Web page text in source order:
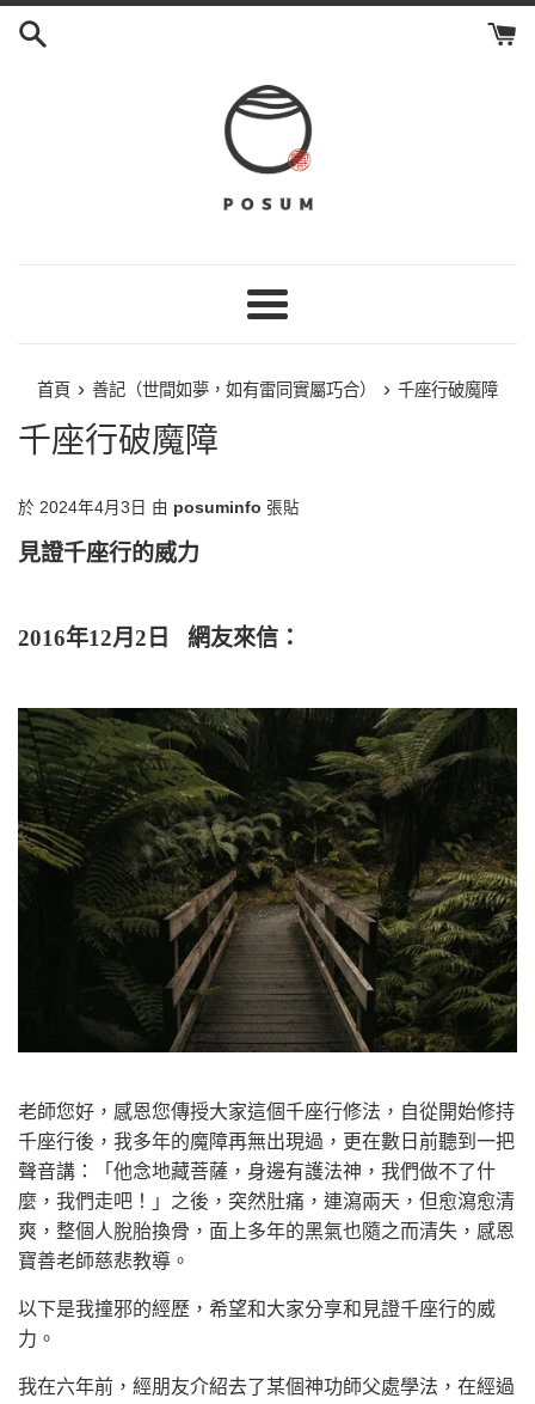
選
首頁 › 善記（世間如夢，如有雷同實屬巧合） › 千座行破魔障
千座行破魔障
於 2024年4月3日 由 posuminfo 張貼
見證千座行的威力
2016年12月2日 網友來信：
老師您好，感恩您傳授大家這個千座行修法，自從開始修持
千座行後，我多年的魔障再無出現過，更在數日前聽到一把
聲音講：「他念地藏菩薩，身邊有護法神，我們做不了什
麼，我們走吧！」之後，突然肚痛，連瀉兩天，但愈瀉愈清
爽，整個人脫胎換骨，面上多年的黑氣也隨之而清失，感恩
寶善老師慈悲教導。
以下是我撞邪的經歷，希望和大家分享和見證千座行的威
力。
我在六年前，經朋友介紹去了某個神功師父處學法，在經過